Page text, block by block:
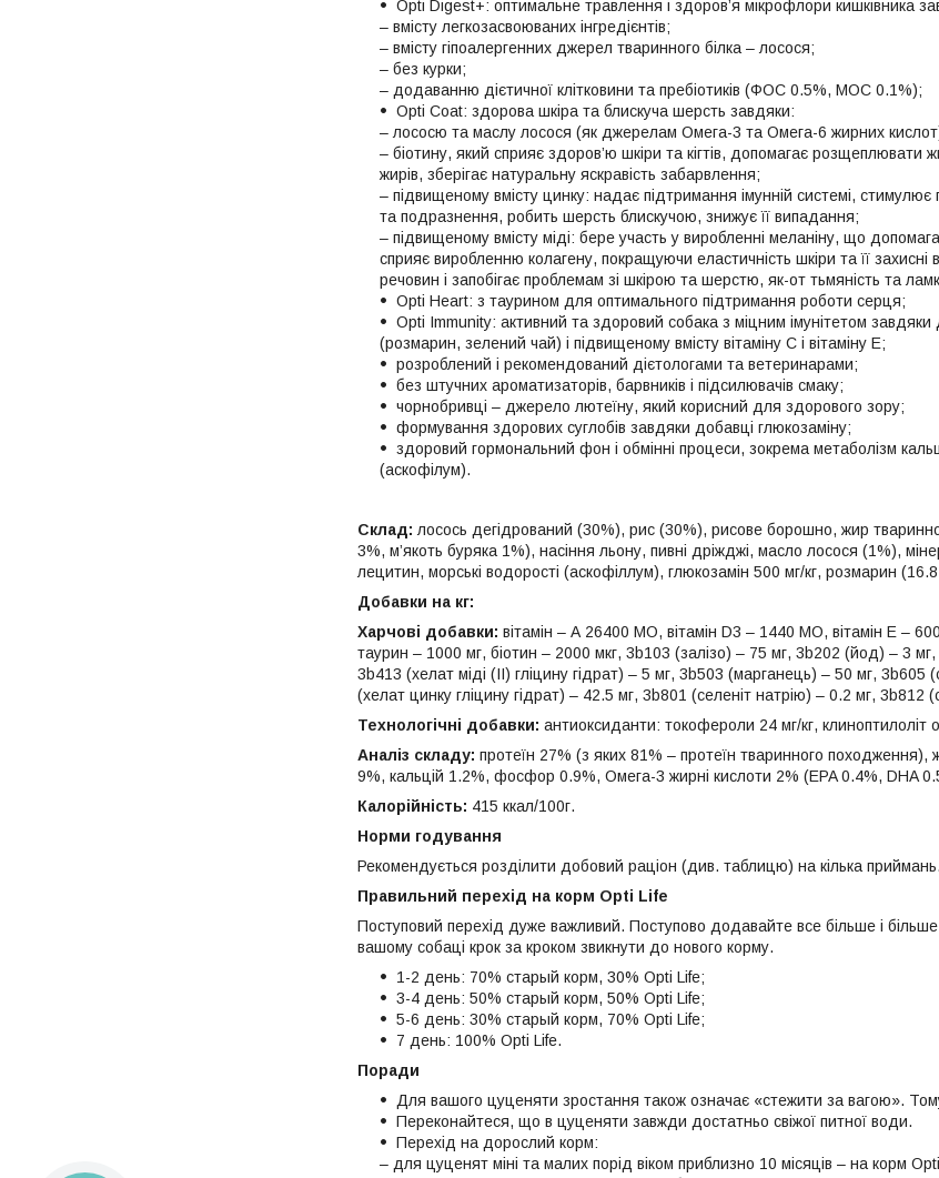
Opti Digest+: оптимальне травлення і здоров’я мікрофлори кишківника
– вмісту легкозасвоюваних інгредієнтів;
– вмісту гіпоалергенних джерел тваринного білка – лосося;
– без курки;
– додаванню дієтичної клітковини та пребіотиків (ФОС 0.5%, МОС 0.1%);
Opti Coat: здорова шкіра та блискуча шерсть завдяки:
– лососю та маслу лосося (як джерелам Омега-3 та Омега-6 жирних
– біотину, який сприяє здоров’ю шкіри та кігтів, допомагає розщеплювати
жирів, зберігає натуральну яскравість забарвлення;
– підвищеному вмісту цинку: надає підтримання імунній системі,
та подразнення, робить шерсть блискучою, знижує її випадання;
– підвищеному вмісту міді: бере участь у виробленні меланіну, що
сприяє виробленню колагену, покращуючи еластичність шкіри та її
речовин і запобігає проблемам зі шкірою та шерстю, як-от тьмяність та
Opti Heart: з таурином для оптимального підтримання роботи серця;
Opti Immunity: активний та здоровий собака з міцним імунітетом
(розмарин, зелений чай) і підвищеному вмісту вітаміну С і вітаміну Е;
розроблений і рекомендований дієтологами та ветеринарами;
без штучних ароматизаторів, барвників і підсилювачів смаку;
чорнобривці – джерело лютеїну, який корисний для здорового зору;
формування здорових суглобів завдяки добавці глюкозаміну;
здоровий гормональний фон і обмінні процеси, зокрема метаболізм
(аскофілум).
Склад:лосось дегідрований (30%), рис (30%), рисове борошно, жир
3%, м’якоть буряка 1%), насіння льону, пивні дріжджі, масло лосося (1%),
лецитин, морські водорості (аскофіллум), глюкозамін 500 мг/кг, розмарин
Добавки на кг:
Харчові добавки: вітамін – А 26400 МО, вітамін D3 – 1440 МО, вітамін Е –
таурин – 1000 мг, біотин – 2000 мкг, 3b103 (залізо) – 75 мг, 3b202 (йод) – 3 мг,
3b413 (хелат міді (ІІ) гліцину гідрат) – 5 мг, 3b503 (марганець) – 50 мг,
(хелат цинку гліцину гідрат) – 42.5 мг, 3b801 (селеніт натрію) – 0.2 мг, 3b812
Технологічні добавки: антиоксиданти: токофероли 24 мг/кг, клиноптилоліт
Аналіз складу: протеїн 27% (з яких 81% – протеїн тваринного походження),
9%, кальцій 1.2%, фосфор 0.9%, Омега-3 жирні кислоти 2% (EPA 0.4%, DHA
Калорійність: 415 ккал/100г.
Норми годування
Рекомендується розділити добовий раціон (див. таблицю) на кілька приймань.
Правильний перехід на корм Opti Life
Поступовий перехід дуже важливий. Поступово додавайте все більше і
вашому собаці крок за кроком звикнути до нового корму.
1-2 день: 70% старый корм, 30% Opti Life;
3-4 день: 50% старый корм, 50% Opti Life;
5-6 день: 30% старый корм, 70% Opti Life;
7 день: 100% Opti Life.
Поради
Для вашого цуценяти зростання також означає «стежити за вагою».
Переконайтеся, що в цуценяти завжди достатньо свіжої питної води.
Перехід на дорослий корм:
– для цуценят міні та малих порід віком приблизно 10 місяців – на корм